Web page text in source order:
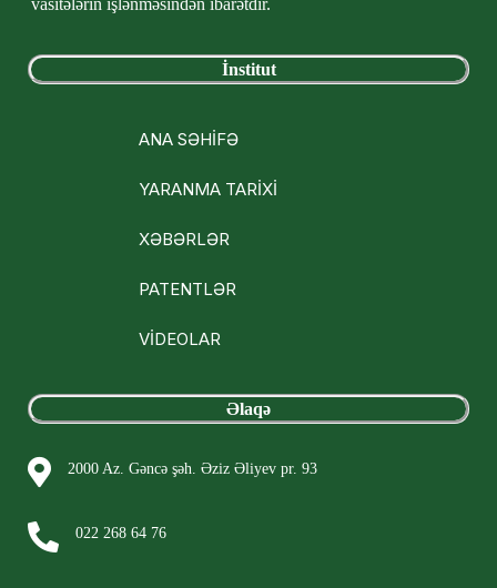
vasitələrin işlənməsindən ibarətdir.
İnstitut
ANA SƏHİFƏ
YARANMA TARİXİ
XƏBƏRLƏR
PATENTLƏR
VİDEOLAR
Əlaqə
2000 Az. Gəncə şəh. Əziz Əliyev pr. 93
022 268 64 76